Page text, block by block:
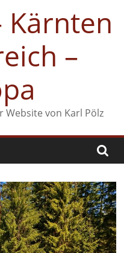
Kärnten
–
Website von Karl Pölz